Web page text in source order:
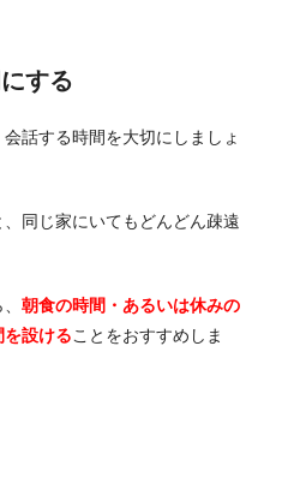
する
話する時間を大切にしましょ
同じ家にいてもどんどん疎遠
朝食の時間・あるいは休みの
を設けることをおすすめしま